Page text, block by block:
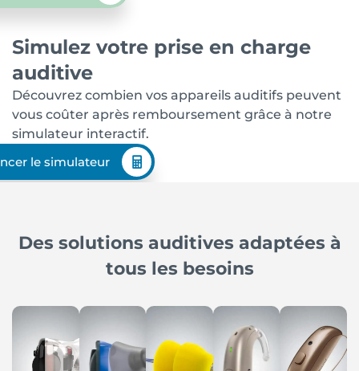
Simulez votre prise en charge
auditive
Découvrez combien vos appareils auditifs peuvent
vous coûter après remboursement grâce à notre
simulateur interactif.
le simulateur
Des solutions auditives adaptées à
tous les besoins